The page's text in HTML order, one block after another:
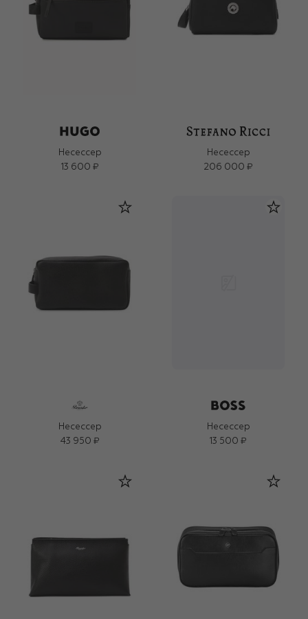
Несессер
13 600 ₽
Несессер
206 000 ₽
Несессер
43 950 ₽
Несессер
13 500 ₽